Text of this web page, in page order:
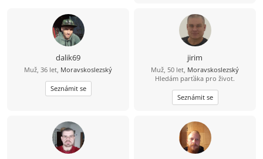
dalik69
Muž, 36 let, Moravskoslezský
Seznámit se
jirim
Muž, 50 let, Moravskoslezský
Hledám parťáka pro život.
Seznámit se